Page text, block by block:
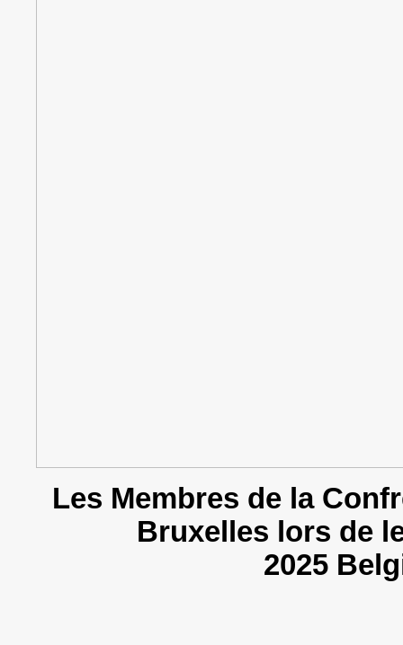
Les Membres de la
Bruxelles lors de
2025